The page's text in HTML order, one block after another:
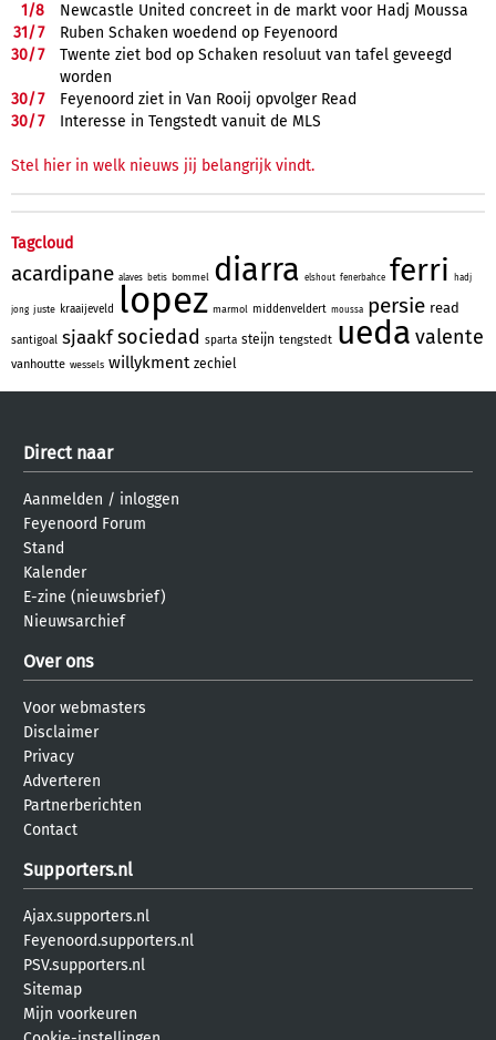
1/8
Newcastle United concreet in de markt voor Hadj Moussa
31/7
Ruben Schaken woedend op Feyenoord
30/7
Twente ziet bod op Schaken resoluut van tafel geveegd
worden
30/7
Feyenoord ziet in Van Rooij opvolger Read
30/7 Interesse in Tengstedt vanuit de MLS
Stel hier in welk nieuws jij belangrijk vindt.
Tagcloud
acardipane alaves betis bommel diarra elshout fenerbahce ferri hadj
jong juste kraaijeveld lopez marmol middenveldert moussa persie read
santigoal sjaakfsociedad sparta steijn tengstedt ueda valente
vanhoutte wessels willykment zechiel
Direct naar
Aanmelden / inloggen
Feyenoord Forum
Stand
Kalender
E-zine (nieuwsbrief)
Nieuwsarchief
Over ons
Voor webmasters
Disclaimer
Privacy
Adverteren
Partnerberichten
Contact
Supporters.nl
Ajax.supporters.nl
Feyenoord.supporters.nl
PSV.supporters.nl
Sitemap
Mijn voorkeuren